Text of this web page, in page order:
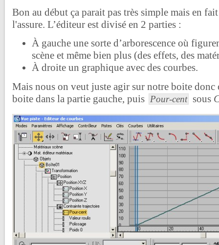
Bon au début ça parait pas très simple mais en
l'assure. L’éditeur est divisé en 2 parties :
À gauche une sorte d’arborescence où
scène et même bien plus (des effets, des
À droite un graphique avec des courbes.
Mais nous on veut juste agir sur notre boite donc
boite dans la partie gauche, puis Pour-cent sous